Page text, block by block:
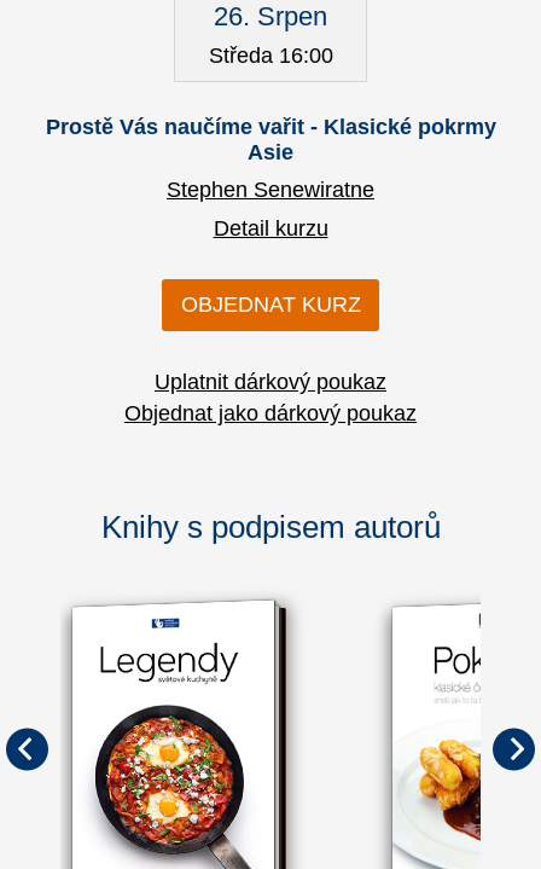
26. Srpen
Středa 16:00
Prostě Vás naučíme vařit - Klasické pokrmy
Asie
Stephen Senewiratne
Detail kurzu
OBJEDNAT KURZ
Uplatnit dárkový poukaz
Objednat jako dárkový poukaz
Knihy s podpisem autorů